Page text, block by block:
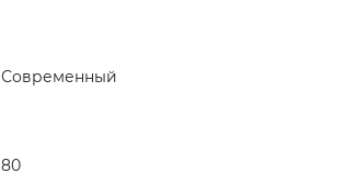
Современный
80